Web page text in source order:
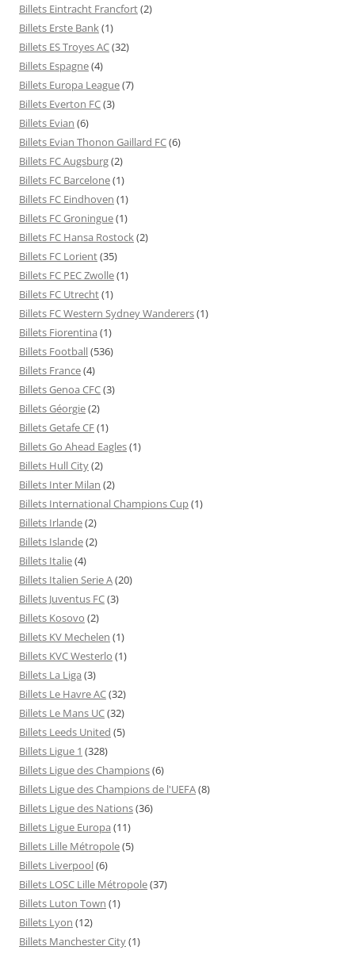
Billets Eintracht Francfort(2)
Billets Erste Bank(1)
Billets ES Troyes AC(32)
Billets Espagne(4)
Billets Europa League(7)
Billets Everton FC(3)
Billets Evian (6)
Billets Evian Thonon Gaillard FC(6)
Billets FC Augsburg(2)
Billets FC Barcelone(1)
Billets FC Eindhoven (1)
Billets FC Groningue(1)
Billets FC Hansa Rostock(2)
Billets FC Lorient(35)
Billets FC PEC Zwolle(1)
Billets FC Utrecht(1)
Billets FC Western Sydney Wanderers(1)
Billets Fiorentina (1)
Billets Football(536)
Billets France(4)
Billets Genoa CFC(3)
Billets Géorgie(2)
Billets Getafe CF(1)
Billets Go Ahead Eagles(1)
Billets Hull City(2)
Billets Inter Milan (2)
Billets International Champions Cup(1)
Billets Irlande(2)
Billets Islande(2)
Billets Italie(4)
Billets Italien Serie A(20)
Billets Juventus FC(3)
Billets Kosovo (2)
Billets KV Mechelen (1)
Billets KVC Westerlo (1)
Billets La Liga (3)
Billets Le Havre AC(32)
Billets Le Mans UC(32)
Billets Leeds United (5)
Billets Ligue 1 (328)
Billets Ligue des Champions(6)
Billets Ligue des Champions de l'UEFA(8)
Billets Ligue des Nations(36)
Billets Ligue Europa (11)
Billets Lille Métropole(5)
Billets Liverpool(6)
Billets LOSC Lille Métropole(37)
Billets Luton Town (1)
Billets Lyon (12)
Billets Manchester City(1)